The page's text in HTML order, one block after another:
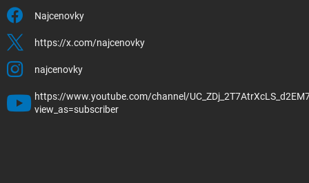
Najcenovky
https://x.com/najcenovky
najcenovky
https://www.youtube.com/channel/
view_as=subscriber